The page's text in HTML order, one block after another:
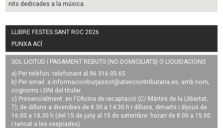
nits dedicades a la música
LLIBRE FESTES SANT ROC 2026
PUNXA ACÍ
SOL·LICITUD I PAGAMENT REBUTS (NO DOMICILIATS) O LIQUIDACIONS
a) Per telèfon: telefonant al 96 316 05 65.
b) Per email: a informacionburjassot@atenciontributaria.es, amb nom,
cognoms i DNI del titular.
c) Presencialment: en l'Oficina de recaptació (C/ Màrtirs de la Llibertat,
7), de dilluns a divendres de 8.30 a 14.30 h i dilluns, dimarts i dijous de
16.00 a 18.30 h (del 15 de juny al 15 de setembre: horari de 8.00 a 15.00
i tancat a les vesprades).